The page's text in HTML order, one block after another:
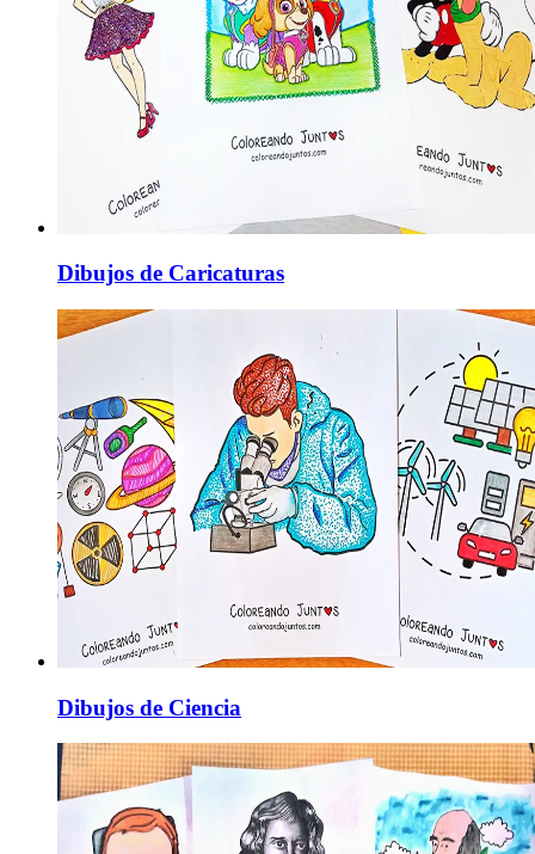
Dibujos de Caricaturas
Dibujos de Ciencia